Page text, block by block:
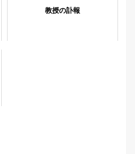
教授の訃報